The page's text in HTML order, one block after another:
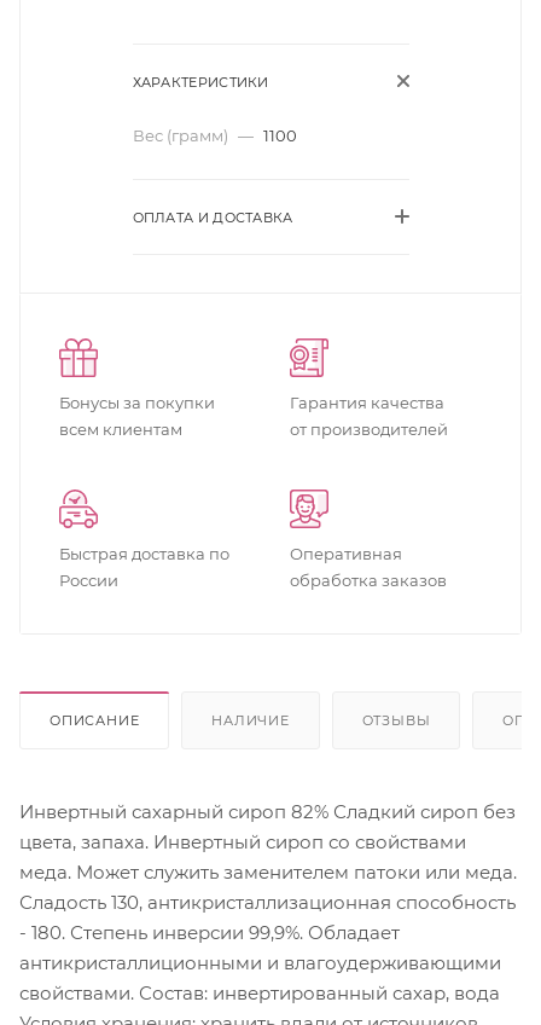
ХАРАКТЕРИСТИКИ
Вес (грамм) — 1100
ОПЛАТА И ДОСТАВКА
Бонусы за покупки
всем клиентам
Гарантия качества
от производителей
Быстрая доставка по
России
Оперативная
обработка заказов
ОПИСАНИЕ НАЛИЧИЕ ОТЗЫВЫ
Инвертный сахарный сироп 82% Сладкий сироп без
цвета, запаха. Инвертный сироп со свойствами
меда. Может служить заменителем патоки или меда.
Сладость 130, антикристаллизационная способность
- 180. Степень инверсии 99,9%. Обладает
антикристаллиционными и влагоудерживающими
свойствами. Состав: инвертированный сахар, вода